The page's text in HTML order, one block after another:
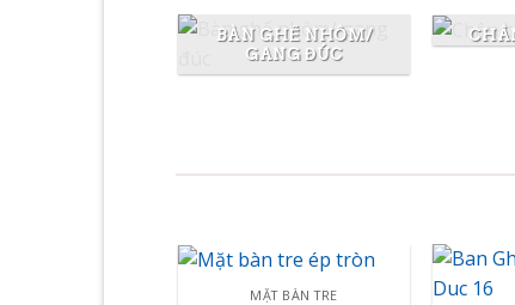
BÀN GHẾ NHÔM/
GANG ĐÚC
MẶT BÀN TRE